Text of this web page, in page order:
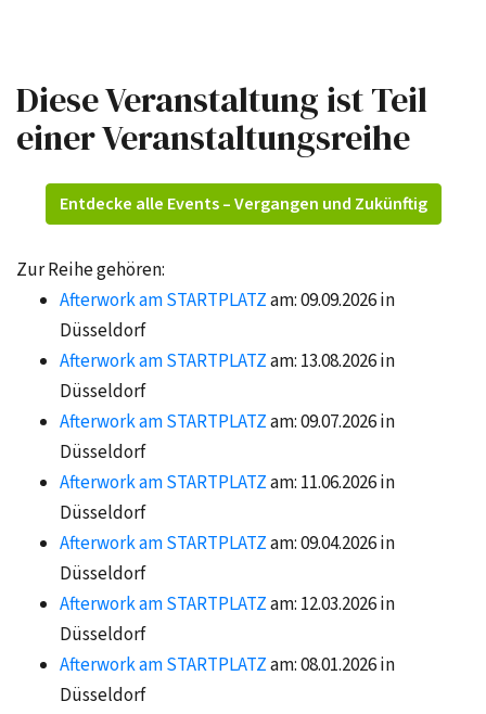
Diese Veranstaltung ist Teil
einer Veranstaltungsreihe
Entdecke alle Events – Vergangen und Zukünftig
Zur Reihe gehören:
Afterwork am STARTPLATZam: 09.09.2026 in
Düsseldorf
Afterwork am STARTPLATZam: 13.08.2026 in
Düsseldorf
Afterwork am STARTPLATZam: 09.07.2026 in
Düsseldorf
Afterwork am STARTPLATZam: 11.06.2026 in
Düsseldorf
Afterwork am STARTPLATZam: 09.04.2026 in
Düsseldorf
Afterwork am STARTPLATZam: 12.03.2026 in
Düsseldorf
Afterwork am STARTPLATZam: 08.01.2026 in
Düsseldorf